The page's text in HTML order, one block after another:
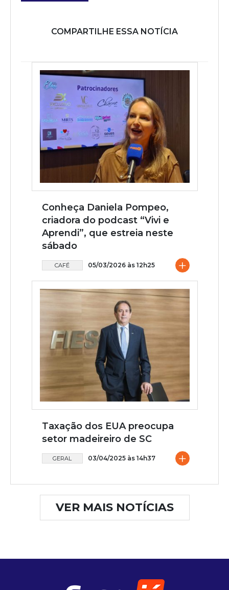
COMPARTILHE ESSA NOTÍCIA
Conheça Daniela Pompeo,
criadora do podcast “Vivi e
Aprendi”, que estreia neste
sábado
CAFÉ 05/03/2026 às 12h25 +
Taxação dos EUA preocupa
setor madeireiro de SC
GERAL 03/04/2025 às 14h37 +
VER MAIS NOTÍCIAS